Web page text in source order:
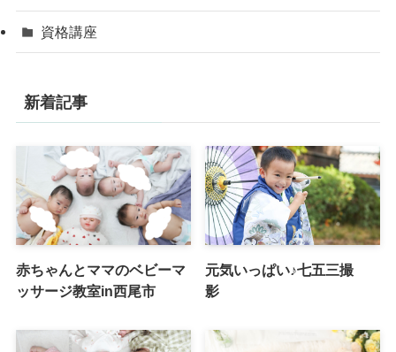
資格講座
新着記事
赤ちゃんとママのベビーマ
ッサージ教室in西尾市
元気いっぱい♪七五三撮
影